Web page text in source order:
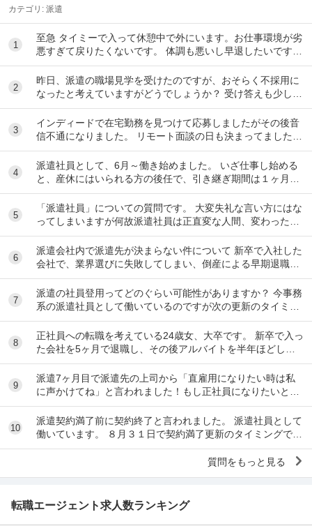
カテゴリ: 派遣
1
至急 タイミーで入って休憩中で外にいます。お仕事環境が劣
悪すぎて戻りたくないです。 体調も悪いし早退したいです。
電話したのですが通話中で一生繋がらなくて...
2
昨日、派遣の職場見学を受けたのですが、おそらく不採用に
なったと考えていますがどうでしょうか？ 受け答えも少し淀
みがあったりして、派遣先の企業さんにとっての...
3
インディードで在宅勤務を見つけて応募しましたがその後音
信不通になりました。 リモート面談の日も決まってました。
リクルーティングソリューションという会...
4
派遣社員として、6月～働き始めました。 いざ仕事し始める
と、産休にはいられる方の後任で、引き継ぎ期間は１ヶ月し
かありませんでした。(そのような話は一切聞い...
5
「派遣社員」についての質問です。 大変失礼な言い方にはな
ってしまいますが何故派遣社員は正直変な人間、変わった人
間が多いのですか? 現在私の勤務してる職場(...
6
派遣会社内で派遣先が決まらない件について 新卒で入社した
会社で、業界選びに失敗してしまい、倒産による早期退職を
経験、 その後派遣会社にて無期雇用派遣で...
7
派遣の社員登用ってどのぐらい可能性がありますか？ 今事務
系の派遣社員として働いているのですが次の更新のタイミン
グで社員にならないかというお話をいただきま...
8
正社員への転職を考えている24歳女、大卒です。 新卒で入っ
た会社を5ヶ月で退職し、その後アルバイトを半年ほどして
現在に至ります。 先日エージェントに無期雇...
9
派遣7ヶ月目で派遣先の上司から「直雇用になりたい時は私
に声かけてね」と言われました！もし正社員になりたいと伝
えた場合、派遣先が派遣元に違約金?紹介料?を払...
10
派遣契約満了前に契約終了と言われました。 派遣社員として
働いています。 ８月３１日で契約満了更新のタイミングで７
月２８に派遣元に９月から週5日勤務から週...
質問をもっと見る
転職エージェント求人数ランキング